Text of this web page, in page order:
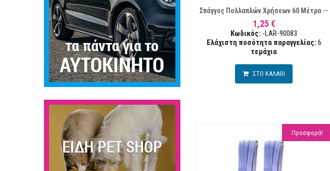
Σπάγγος Πολλαπλών Χρήσεων 60 Μέτρα --
1,25 €
Κωδικός: -LAR-90083
Ελάχιστη ποσότητα παραγγελίας: 6
τεμάχια
ΣΤΟ ΚΑΛΑΘΙ
Προσφορά!